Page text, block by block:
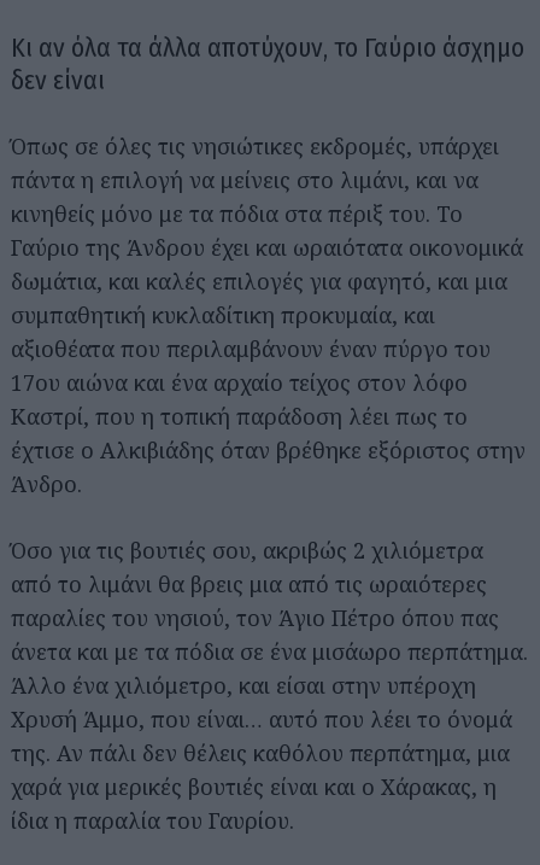
Κι αν όλα τα άλλα αποτύχουν, το Γαύριο άσχημο
δεν είναι
Όπως σε όλες τις νησιώτικες εκδρομές, υπάρχει
πάντα η επιλογή να μείνεις στο λιμάνι, και να
κινηθείς μόνο με τα πόδια στα πέριξ του. Το
Γαύριο της Άνδρου έχει και ωραιότατα οικονομικά
δωμάτια, και καλές επιλογές για φαγητό, και μια
συμπαθητική κυκλαδίτικη προκυμαία, και
αξιοθέατα που περιλαμβάνουν έναν πύργο του
17ου αιώνα και ένα αρχαίο τείχος στον λόφο
Καστρί, που η τοπική παράδοση λέει πως το
έχτισε ο Αλκιβιάδης όταν βρέθηκε εξόριστος στην
Άνδρο.
Όσο για τις βουτιές σου, ακριβώς 2 χιλιόμετρα
από το λιμάνι θα βρεις μια από τις ωραιότερες
παραλίες του νησιού, τον Άγιο Πέτρο όπου πας
άνετα και με τα πόδια σε ένα μισάωρο περπάτημα.
Άλλο ένα χιλιόμετρο, και είσαι στην υπέροχη
Χρυσή Άμμο, που είναι… αυτό που λέει το όνομά
της. Αν πάλι δεν θέλεις καθόλου περπάτημα, μια
χαρά για μερικές βουτιές είναι και ο Χάρακας, η
ίδια η παραλία του Γαυρίου.